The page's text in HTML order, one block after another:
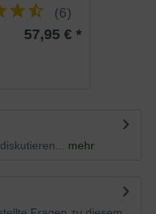
(6)
57,95 € *
mehr